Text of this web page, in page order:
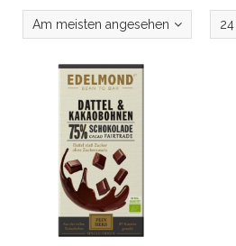
Am meisten angesehen 24